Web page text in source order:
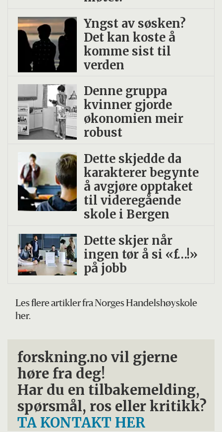
Yngst av søsken?
Det kan koste å
komme sist til
verden
Denne gruppa
kvinner gjorde
økonomien meir
robust
Dette skjedde da
karakterer begynte
å avgjøre opptaket
til videregående
skole i Bergen
Dette skjer når
ingen tør å si «f…!»
på jobb
Les flere artikler fra Norges Handelshøyskole
her.
forskning.no vil gjerne
høre fra deg!
Har du en tilbakemelding,
spørsmål, ros eller kritikk?
TA KONTAKT HER